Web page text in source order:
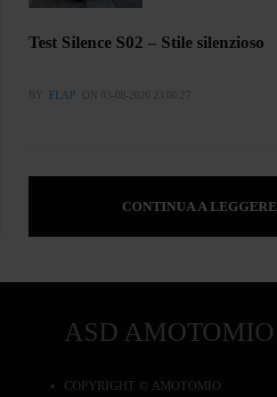
Test Silence S02 – Stile silenzioso
BY FLAP ON 03-08-2026 23:00:27
CONTINUA A LEGGERE
ASD AMOTOMIO
COPYRIGHT © AMOTOMIO